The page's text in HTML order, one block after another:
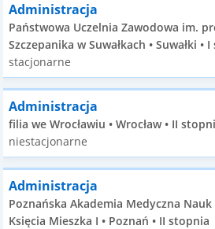
Administracja
Państwowa Uczelnia Zawodowa im.
Szczepanika w Suwałkach • Suwałki •
stacjonarne
Administracja
filia we Wrocławiu • Wrocław • II
niestacjonarne
Administracja
Poznańska Akademia Medyczna
Księcia Mieszka I • Poznań • II stopnia